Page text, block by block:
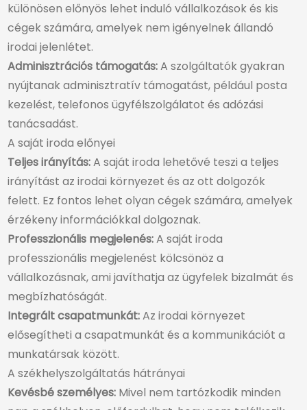
különösen előnyös lehet induló vállalkozások és kis
cégek számára, amelyek nem igényelnek állandó
irodai jelenlétet.
Adminisztrációs támogatás:A szolgáltatók gyakran
nyújtanak adminisztratív támogatást, például posta
kezelést, telefonos ügyfélszolgálatot és adózási
tanácsadást.
A saját iroda előnyei
Teljes irányítás:A saját iroda lehetővé teszi a teljes
irányítást az irodai környezet és az ott dolgozók
felett. Ez fontos lehet olyan cégek számára, amelyek
érzékeny információkkal dolgoznak.
Professzionális megjelenés:A saját iroda
professzionális megjelenést kölcsönöz a
vállalkozásnak, ami javíthatja az ügyfelek bizalmát és
megbízhatóságát.
Integrált csapatmunkát:Az irodai környezet
elősegítheti a csapatmunkát és a kommunikációt a
munkatársak között.
A székhelyszolgáltatás hátrányai
Kevésbé személyes: Mivel nem tartózkodik minden